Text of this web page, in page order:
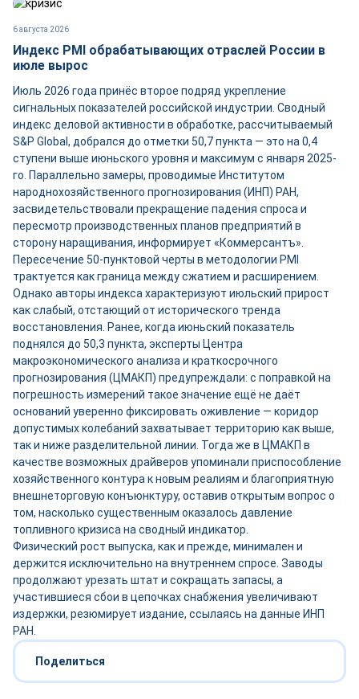
6 августа 2026
Индекс PMI обрабатывающих отраслей России в
июле вырос
Июль 2026 года принёс второе подряд укрепление
сигнальных показателей российской индустрии. Сводный
индекс деловой активности в обработке, рассчитываемый
S&P Global, добрался до отметки 50,7 пункта — это на 0,4
ступени выше июньского уровня и максимум с января 2025-
го. Параллельно замеры, проводимые Институтом
народнохозяйственного прогнозирования (ИНП) РАН,
засвидетельствовали прекращение падения спроса и
пересмотр производственных планов предприятий в
сторону наращивания, информирует «Коммерсантъ».
Пересечение 50-пунктовой черты в методологии PMI
трактуется как граница между сжатием и расширением.
Однако авторы индекса характеризуют июльский прирост
как слабый, отстающий от исторического тренда
восстановления. Ранее, когда июньский показатель
поднялся до 50,3 пункта, эксперты Центра
макроэкономического анализа и краткосрочного
прогнозирования (ЦМАКП) предупреждали: с поправкой на
погрешность измерений такое значение ещё не даёт
оснований уверенно фиксировать оживление — коридор
допустимых колебаний захватывает территорию как выше,
так и ниже разделительной линии. Тогда же в ЦМАКП в
качестве возможных драйверов упоминали приспособление
хозяйственного контура к новым реалиям и благоприятную
внешнеторговую конъюнктуру, оставив открытым вопрос о
том, насколько существенным оказалось давление
топливного кризиса на сводный индикатор.
Физический рост выпуска, как и прежде, минимален и
держится исключительно на внутреннем спросе. Заводы
продолжают урезать штат и сокращать запасы, а
участившиеся сбои в цепочках снабжения увеличивают
издержки, резюмирует издание, ссылаясь на данные ИНП
РАН.
Поделиться